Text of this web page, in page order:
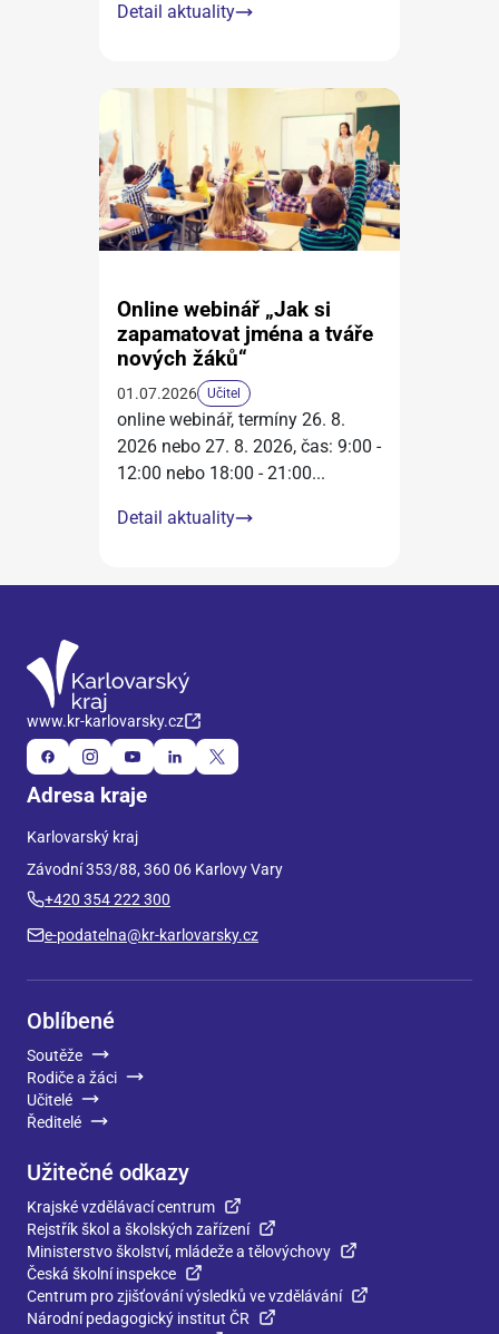
Detail aktuality
Online webinář „Jak si
zapamatovat jména a tváře
nových žáků“
01.07.2026 Učitel
online webinář, termíny 26. 8.
2026 nebo 27. 8. 2026, čas: 9:00 -
12:00 nebo 18:00 - 21:00...
Detail aktuality
www.kr-karlovarsky.cz
Adresa kraje
Karlovarský kraj
Závodní 353/88, 360 06 Karlovy Vary
+420 354 222 300
e-podatelna@kr-karlovarsky.cz
Oblíbené
Soutěže
Rodiče a žáci
Učitelé
Ředitelé
Užitečné odkazy
Krajské vzdělávací centrum
Rejstřík škol a školských zařízení
Ministerstvo školství, mládeže a tělovýchovy
Česká školní inspekce
Centrum pro zjišťování výsledků ve vzdělávání
Národní pedagogický institut ČR